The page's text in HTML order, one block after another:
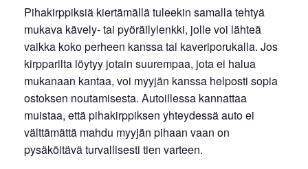
Pihakirppiksiä kiertämällä tuleekin samalla tehtyä
mukava kävely- tai pyöräilylenkki, jolle voi lähteä
vaikka koko perheen kanssa tai kaveriporukalla. Jos
kirpparilta löytyy jotain suurempaa, jota ei halua
mukanaan kantaa, voi myyjän kanssa helposti sopia
ostoksen noutamisesta. Autoillessa kannattaa
muistaa, että pihakirppiksen yhteydessä auto ei
välttämättä mahdu myyjän pihaan vaan on
pysäköitävä turvallisesti tien varteen.